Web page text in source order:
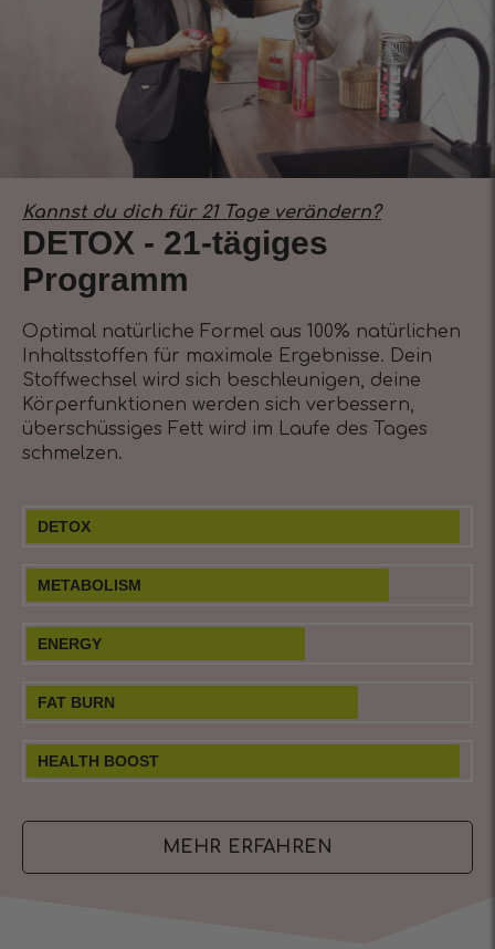
DETOX - 21-tägiges
Programm
Kannst du dich für 21 Tage verändern?
Optimal natürliche Formel aus 100% natürlichen
Inhaltsstoffen für maximale Ergebnisse. Dein
Stoffwechsel wird sich beschleunigen, deine
Körperfunktionen werden sich verbessern,
überschüssiges Fett wird im Laufe des Tages
schmelzen.
DETOX
METABOLISM
ENERGY
FAT BURN
HEALTH BOOST
MEHR ERFAHREN